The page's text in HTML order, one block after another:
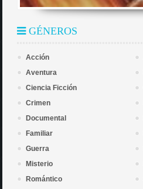
GÉNEROS
Acción
Aventura
Ciencia Ficción
Crimen
Documental
Familiar
Guerra
Misterio
Romántico